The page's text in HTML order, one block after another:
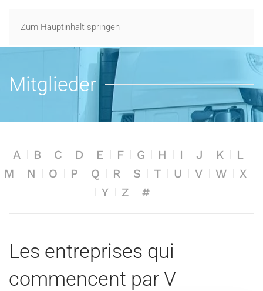
Zum Hauptinhalt springen
Mitglieder
A B C D E F G H I J K
L
M
N O P Q R S T U V W
X
Y
Z #
Les entreprises qui
commencent par V